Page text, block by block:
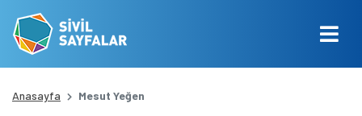
Anasayfa Mesut Yeğen